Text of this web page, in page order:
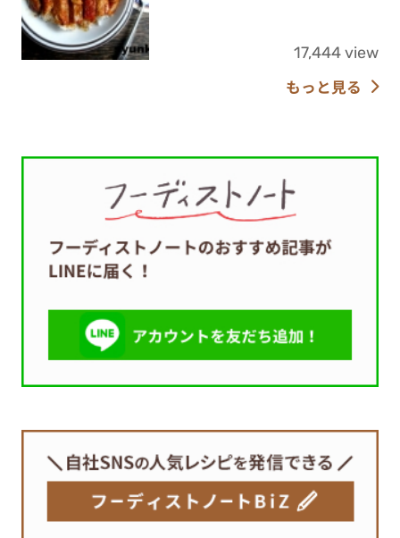
17,444 view
もっと見る